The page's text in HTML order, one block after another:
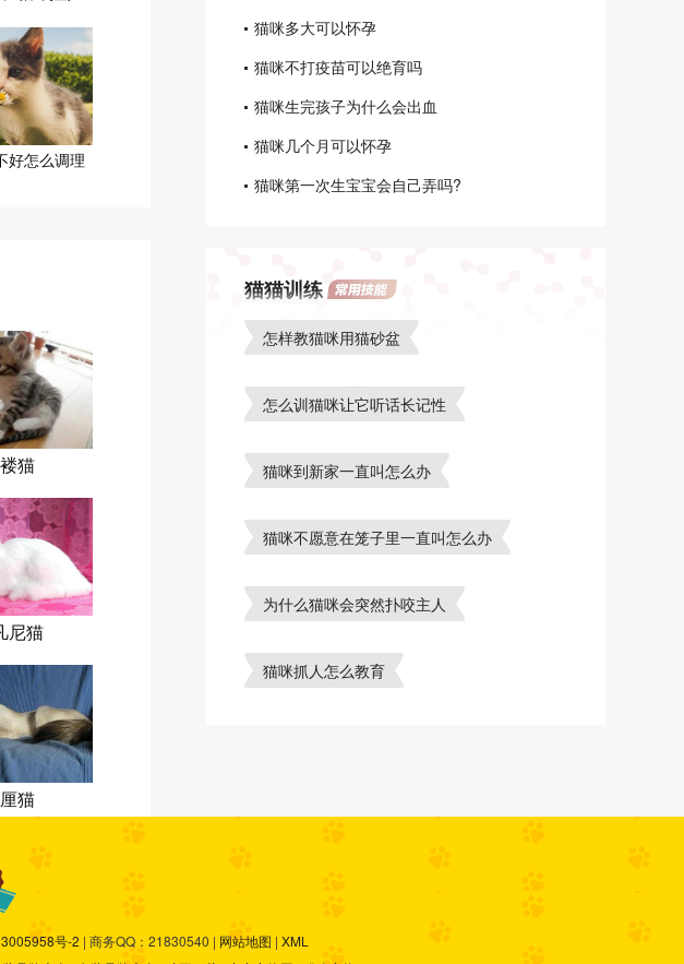
好怎么调理
猫
尼猫
猫
猫咪多大可以怀孕
猫咪不打疫苗可以绝育吗
猫咪生完孩子为什么会出血
猫咪几个月可以怀孕
猫咪第一次生宝宝会自己弄吗?
猫猫训练
怎样教猫咪用猫砂盆
怎么训猫咪让它听话长记性
猫咪到新家一直叫怎么办
猫咪不愿意在笼子里一直叫怎么办
为什么猫咪会突然扑咬主人
猫咪抓人怎么教育
号-2 | 商务QQ：21830540 | 网站地图 | XML